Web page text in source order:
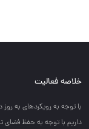
خلاصه فعالیت
با توجه به رويكردهاي به
داريم با توجه به حفظ فضاي